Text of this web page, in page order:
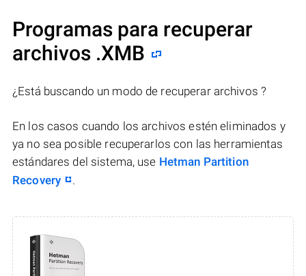
Programas para recuperar
archivos .XMB
¿Está buscando un modo de recuperar archivos ?
En los casos cuando los archivos estén eliminados y
ya no sea posible recuperarlos con las herramientas
estándares del sistema, use Hetman Partition
Recovery
.